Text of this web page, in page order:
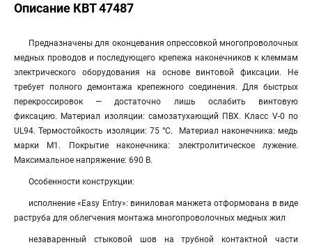
Описание КВТ 47487
Предназначены для оконцевания опрессовкой многопроволочных
медных проводов и последующего крепежа наконечников к клеммам
электрического оборудования на основе винтовой фиксации. Не
требует полного демонтажа крепежного соединения. Для быстрых
перекроссировок — достаточно лишь ослабить винтовую
фиксацию. Материал изоляции: самозатухающий ПВХ. Класс V-0 по
UL94. Термостойкость изоляции: 75 °C. Материал наконечника: медь
марки М1. Покрытие наконечника: электролитическое лужение.
Максимальное напряжение: 690 В.
Особенности конструкции:
исполнение «Easy Entry»: виниловая манжета отформована в виде
раструба для облегчения монтажа многопроволочных медных жил
незаваренный стыковой шов на трубной контактной части